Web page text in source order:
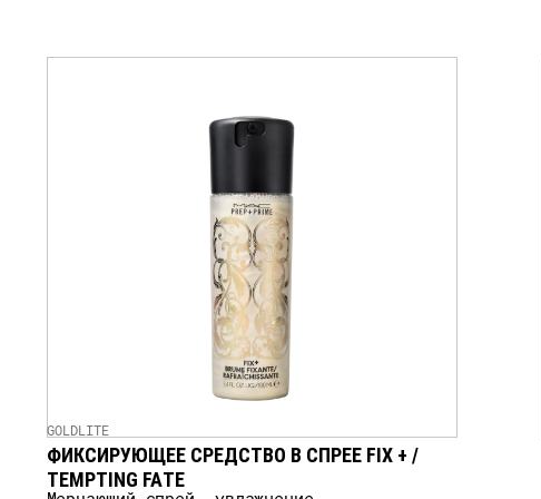
GOLDLITE
ФИКСИРУЮЩЕЕ СРЕДСТВО В СПРЕЕ FIX + /
TEMPTING FATE